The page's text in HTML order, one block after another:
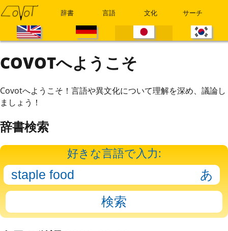
辞書 言語 文化 サーチ
COVOTへようこそ
Covotへようこそ！言語や異文化について理解を深め、議論し
ましょう！
辞書検索
好きな言語で入力: